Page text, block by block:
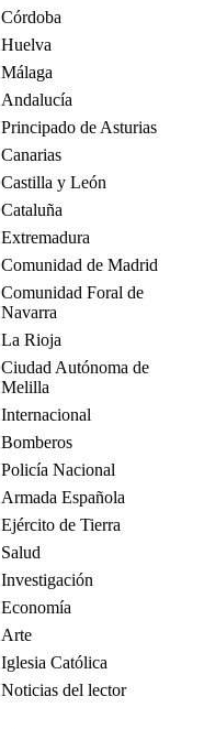
Córdoba
Huelva
Málaga
Andalucía
Principado de Asturias
Canarias
Castilla y León
Cataluña
Extremadura
Comunidad de Madrid
Comunidad Foral de
Navarra
La Rioja
Ciudad Autónoma de
Melilla
Internacional
Bomberos
Policía Nacional
Armada Española
Ejército de Tierra
Salud
Investigación
Economía
Arte
Iglesia Católica
Noticias del lector